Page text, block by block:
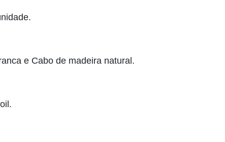
e Cabo de madeira natural.